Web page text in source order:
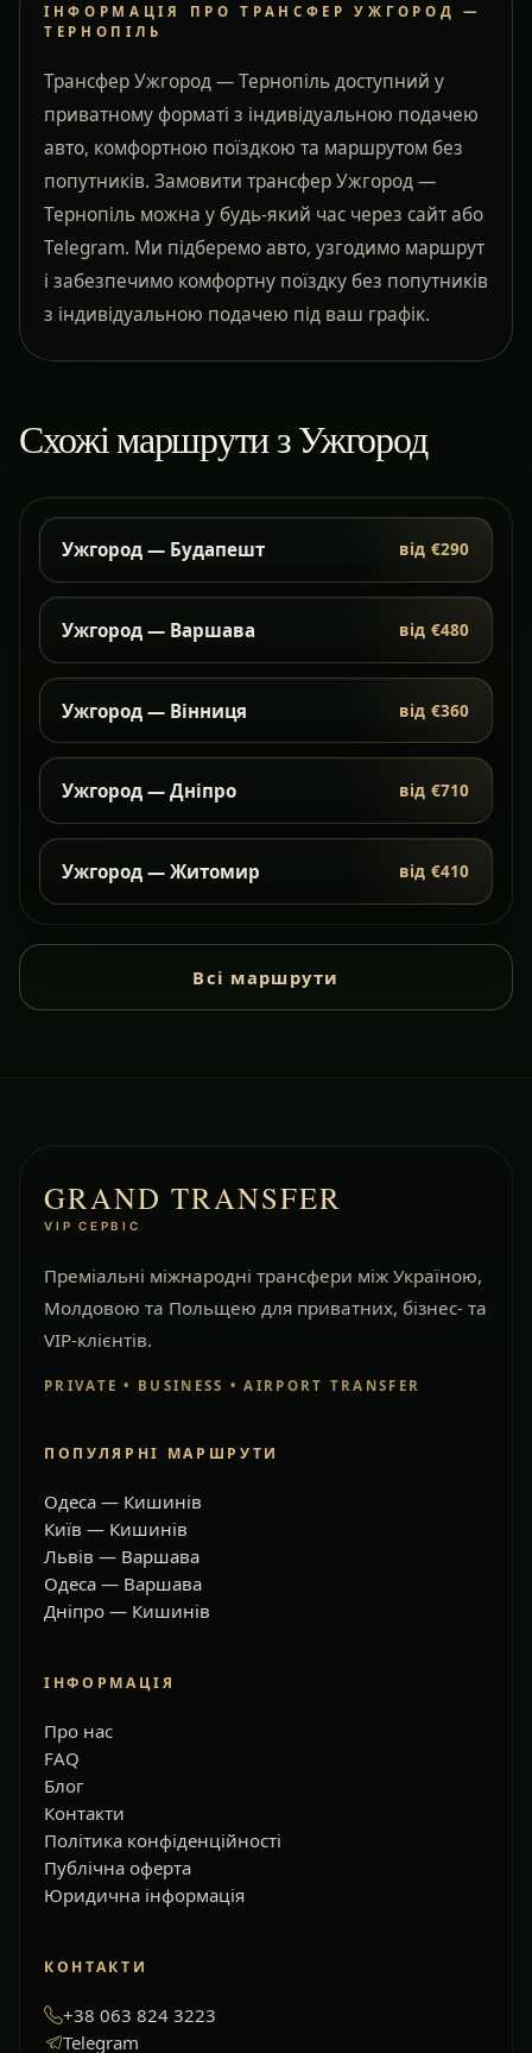
ІНФОРМАЦІЯ ПРО ТРАНСФЕР УЖГОРОД —
ТЕРНОПІЛЬ
Трансфер Ужгород — Тернопіль доступний у
приватному форматі з індивідуальною подачею
авто, комфортною поїздкою та маршрутом без
попутників. Замовити трансфер Ужгород —
Тернопіль можна у будь-який час через сайт або
Telegram. Ми підберемо авто, узгодимо маршрут
і забезпечимо комфортну поїздку без попутників
з індивідуальною подачею під ваш графік.
Схожі маршрути з Ужгород
Ужгород — Будапешт від €290
Ужгород — Варшава від €480
Ужгород — Вінниця від €360
Ужгород — Дніпро від €710
Ужгород — Житомир від €410
Всі маршрути
GRAND TRANSFER
VIP СЕРВІС
Преміальні міжнародні трансфери між Україною,
Молдовою та Польщею для приватних, бізнес- та
VIP-клієнтів.
PRIVATE • BUSINESS • AIRPORT TRANSFER
ПОПУЛЯРНІ МАРШРУТИ
Одеса — Кишинів
Київ — Кишинів
Львів — Варшава
Одеса — Варшава
Дніпро — Кишинів
ІНФОРМАЦІЯ
Про нас
FAQ
Блог
Контакти
Політика конфіденційності
Публічна оферта
Юридична інформація
КОНТАКТИ
+38 063 824 3223
Telegram